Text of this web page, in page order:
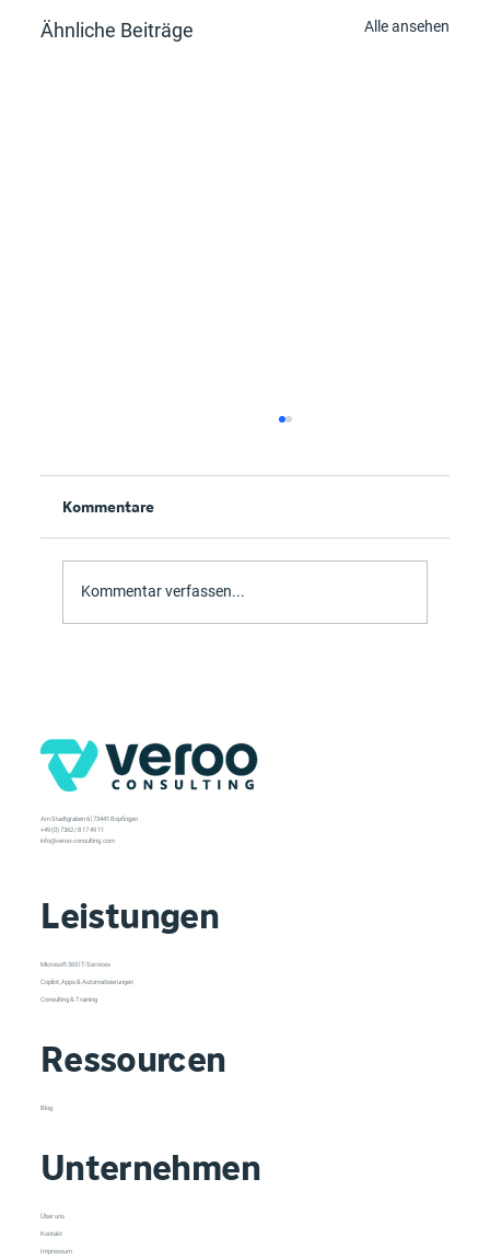
Ähnliche Beiträge Alle ansehen
Kommentare
Kommentar verfassen...
Leistungen
Microsoft 365 IT-Services
Copilot, Apps & Automatisierungen
Consulting & Training
Unternehmen
Über uns
Kontakt
Impressum
Ressourcen
Blog
Am Stadtgraben 6 | 73441 Bopfingen
+49 (0) 7362 / 8 17 49 11
info@veroo-consulting.com